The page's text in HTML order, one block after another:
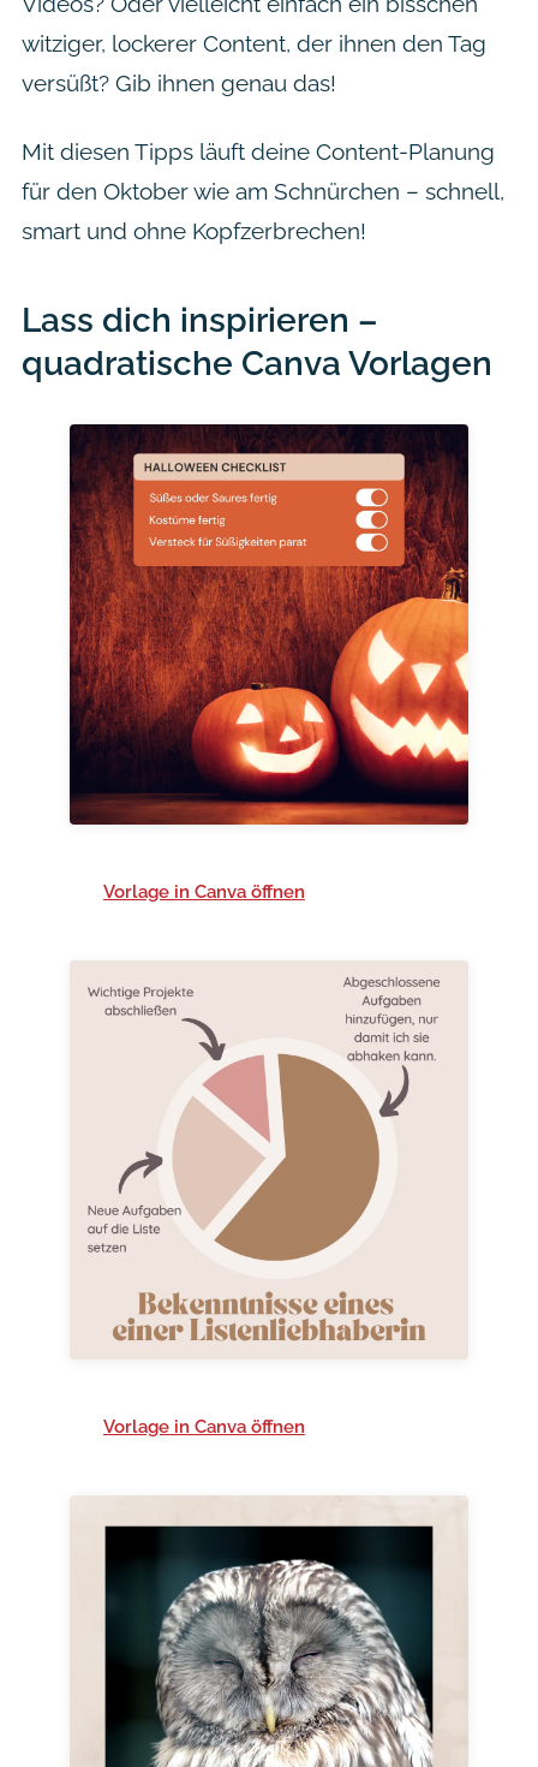
witziger, lockerer Content, der ihnen den Tag
versüßt? Gib ihnen genau das!
Mit diesen Tipps läuft deine Content-Planung
für den Oktober wie am Schnürchen – schnell,
smart und ohne Kopfzerbrechen!
Lass dich inspirieren –
quadratische Canva Vorlagen
Vorlage in Canva öffnen
Vorlage in Canva öffnen